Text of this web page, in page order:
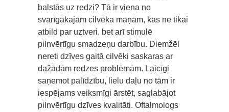
balstās uz redzi? Tā ir viena no
svarīgākajām cilvēka maņām, kas ne tikai
atbild par uztveri, bet arī stimulē
pilnvērtīgu smadzeņu darbību. Diemžēl
nereti dzīves gaitā cilvēki saskaras ar
dažādām redzes problēmām. Laicīgi
saņemot palīdzību, lielu daļu no tām ir
iespējams veiksmīgi ārstēt, saglabājot
pilnvērtīgu dzīves kvalitāti. Oftalmologs